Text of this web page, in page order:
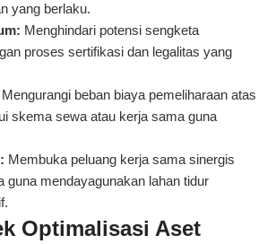
yang berlaku.
Menghindari potensi sengketa
proses sertifikasi dan legalitas yang
Mengurangi beban biaya pemeliharaan atas
skema sewa atau kerja sama guna
Membuka peluang kerja sama sinergis
guna mendayagunakan lahan tidur
Optimalisasi Aset